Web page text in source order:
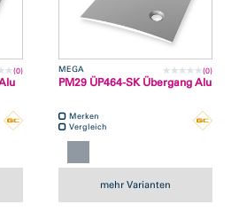
(0) MEGA (0)
PM29 ÜP464-SK Übergang Alu
Merken
Vergleich
mehr Varianten